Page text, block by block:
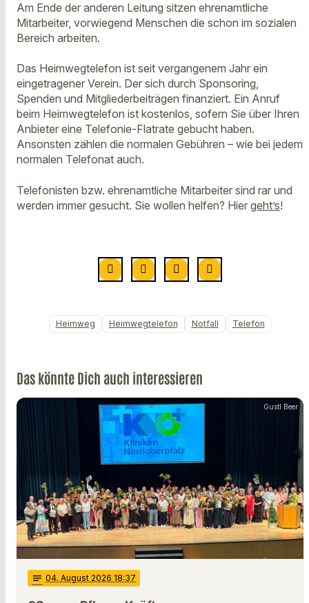
Am Ende der anderen Leitung sitzen ehrenamtliche
Mitarbeiter, vorwiegend Menschen die schon im sozialen
Bereich arbeiten.
Das Heimwegtelefon ist seit vergangenem Jahr ein
eingetragener Verein. Der sich durch Sponsoring,
Spenden und Mitgliederbeiträgen finanziert. Ein Anruf
beim Heimwegtelefon ist kostenlos, sofern Sie über Ihren
Anbieter eine Telefonie-Flatrate gebucht haben.
Ansonsten zählen die normalen Gebühren – wie bei jedem
normalen Telefonat auch.
Telefonisten bzw. ehrenamtliche Mitarbeiter sind rar und
werden immer gesucht. Sie wollen helfen? Hier geht’s!
Heimweg Heimwegtelefon Notfall Telefon
Das könnte Dich auch interessieren
Gustl Beer
notes 04. August 2026 18:37